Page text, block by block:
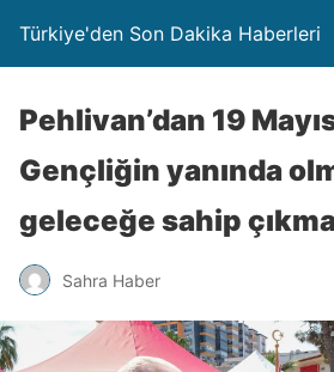
Türkiye'den Son Dakika Haberleri
Pehlivan’dan 19
Gençliğin yanında
geleceğe sahip
Sahra Haber